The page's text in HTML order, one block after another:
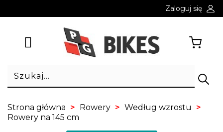
Zaloguj się
Strona główna Rowery
Według wzrostu
Rowery na 145 cm